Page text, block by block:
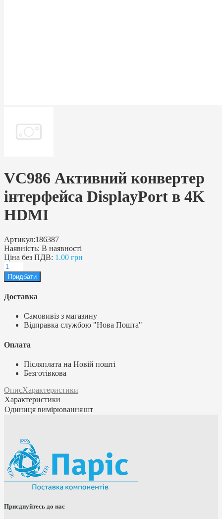
VC986 Активний конвертер
інтерфейса DisplayPort в 4K
HDMI
Артикул:186387
Наявність: В наявності
Ціна без ПДВ: 1.00 грн
Доставка
Самовивіз з магазину
Відправка службою "Нова Пошта"
Оплата
Післяплата на Новій пошті
Безготівкова
ОписХарактеристики
Характеристики
Одиниця вимірюванняшт
Приєднуйтесь до нас